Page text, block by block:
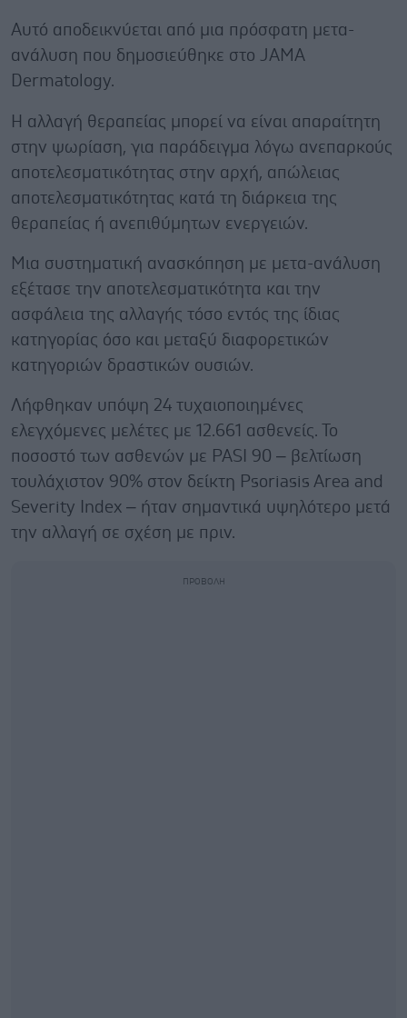
Αυτό αποδεικνύεται από μια πρόσφατη μετα-
ανάλυση που δημοσιεύθηκε στο JAMA
Dermatology.
Η αλλαγή θεραπείας μπορεί να είναι απαραίτητη
στην ψωρίαση, για παράδειγμα λόγω ανεπαρκούς
αποτελεσματικότητας στην αρχή, απώλειας
αποτελεσματικότητας κατά τη διάρκεια της
θεραπείας ή ανεπιθύμητων ενεργειών.
Μια συστηματική ανασκόπηση με μετα-ανάλυση
εξέτασε την αποτελεσματικότητα και την
ασφάλεια της αλλαγής τόσο εντός της ίδιας
κατηγορίας όσο και μεταξύ διαφορετικών
κατηγοριών δραστικών ουσιών.
Λήφθηκαν υπόψη 24 τυχαιοποιημένες
ελεγχόμενες μελέτες με 12.661 ασθενείς. Το
ποσοστό των ασθενών με PASI 90 – βελτίωση
τουλάχιστον 90% στον δείκτη Psoriasis Area and
Severity Index – ήταν σημαντικά υψηλότερο μετά
την αλλαγή σε σχέση με πριν.